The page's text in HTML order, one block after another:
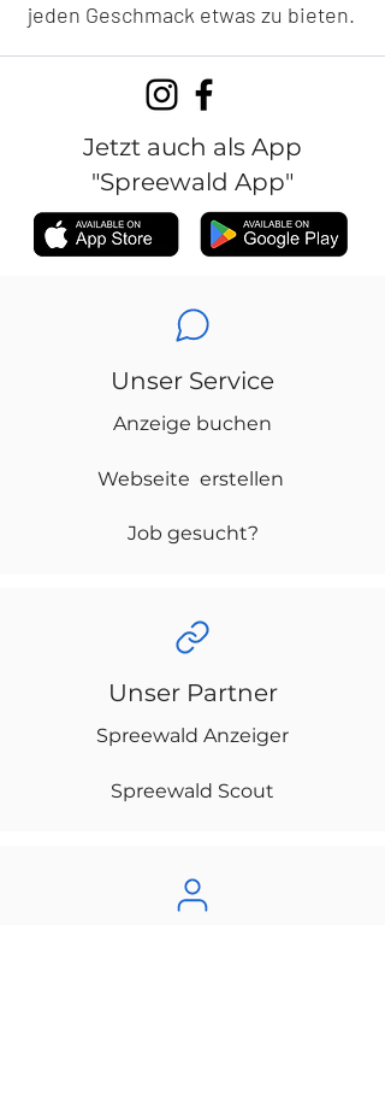
jeden Geschmack etwas zu bieten.
Jetzt auch als App
"Spreewald App"
Unser Service
Anzeige buchen
Webseite erstellen
Job gesucht?
Unser Partner
Spreewald Anzeiger
Spreewald Scout